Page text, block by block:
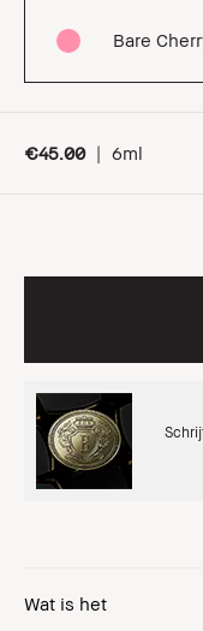
Bare
€45.00 | 6ml
Wat is het